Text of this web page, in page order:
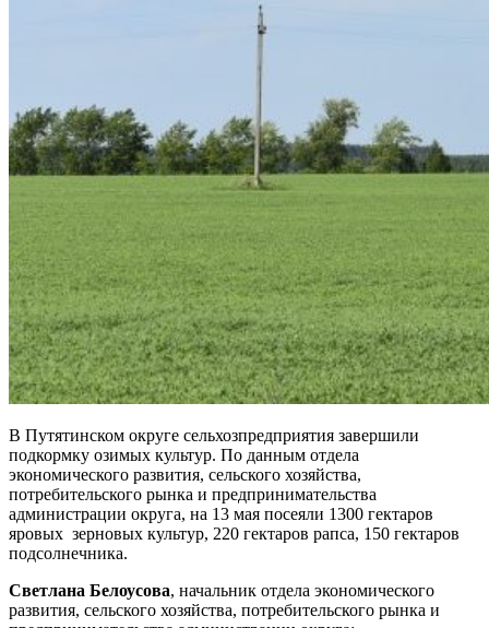
В Путятинском округе сельхозпредприятия завершили
подкормку озимых культур. По данным отдела
экономического развития, сельского хозяйства,
потребительского рынка и предпринимательства
администрации округа, на 13 мая посеяли 1300 гектаров
яровых зерновых культур, 220 гектаров рапса, 150 гектаров
подсолнечника.
Светлана Белоусова, начальник отдела экономического
развития, сельского хозяйства, потребительского рынка и